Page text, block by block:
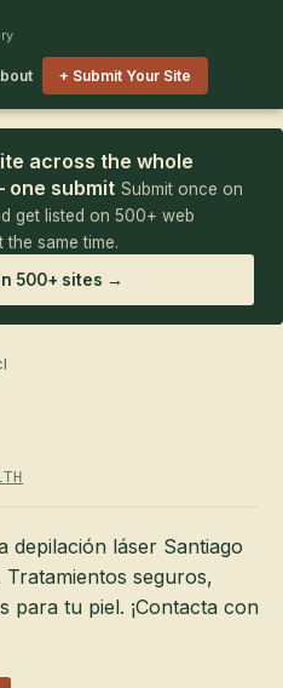
+ Submit Your Site
across the whole
submit Submit once on
get listed on 500+ web
same time.
500+ sites →
depilación láser Santiago
seguros,
para tu piel. ¡Contacta con